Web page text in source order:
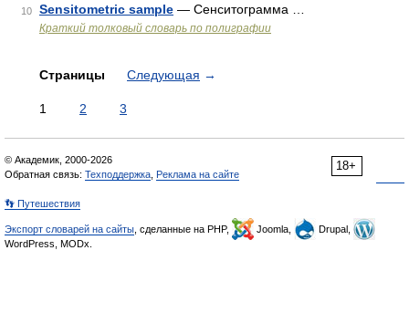
10 Sensitometric sample — Сенситограмма …
Краткий толковый словарь по полиграфии
Страницы Следующая →
1 2 3
18+
© Академик, 2000-2026
Обратная связь: Техподдержка Реклама на сайте
👣 Путешествия
Экспорт словарей на сайты , сделанные на PHP, Joomla,
Drupal,
WordPress, MODx.